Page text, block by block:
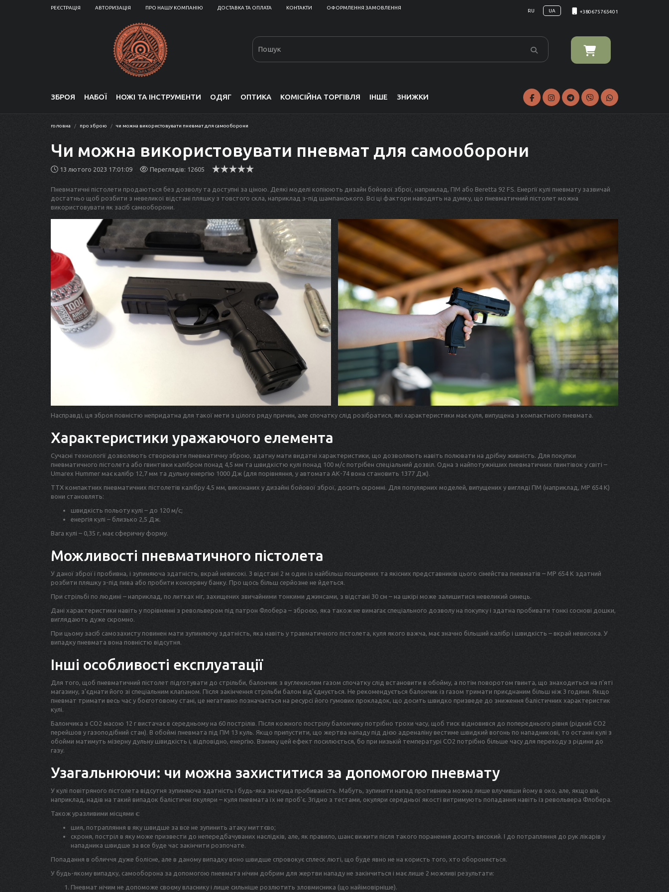
РЕЄСТРАЦІЯ АВТОРИЗАЦІЯ ПРО НАШУ КОМПАНІЮ ДОСТАВКА ТА ОПЛАТА КОНТАКТИ ОФОРМЛЕННЯ ЗАМОВЛЕННЯ
RU UA +380675765401
ЗБРОЯ НАБОЇ НОЖІ ТА ІНСТРУМЕНТИ ОДЯГ ОПТИКА КОМІСІЙНА ТОРГІВЛЯ ІНШЕ ЗНИЖКИ
головна про зброю чи можна використовувати пневмат для самооборони
Чи можна використовувати пневмат для самооборони
13 лютого 2023 17:01:09 Переглядів: 12605
Пневматичні пістолети продаються без дозволу та доступні за ціною. Деякі моделі копіюють дизайн бойової зброї, наприклад, ПМ або Beretta 92 FS. Енергії кулі пневмату зазвичай
достатньо щоб розбити з невеликої відстані пляшку з товстого скла, наприклад з-під шампанського. Всі ці фактори наводять на думку, що пневматичний пістолет можна
використовувати як засіб самооборони.
Насправді, ця зброя повністю непридатна для такої мети з цілого ряду причин, але спочатку слід розібратися, які характеристики має куля, випущена з компактного пневмата.
Характеристики уражаючого елемента
Сучасні технології дозволяють створювати пневматичну зброю, здатну мати видатні характеристики, що дозволяють навіть полювати на дрібну живність. Для покупки
пневматичного пістолета або гвинтівки калібром понад 4,5 мм та швидкістю кулі понад 100 м/с потрібен спеціальний дозвіл. Одна з найпотужніших пневматичних гвинтівок у світі –
Umarex Hummer має калібр 12,7 мм та дульну енергію 1000 Дж (для порівняння, у автомата АК-74 вона становить 1377 Дж).
ТТХ компактних пневматичних пістолетів калібру 4,5 мм, виконаних у дизайні бойової зброї, досить скромні. Для популярних моделей, випущених у вигляді ПМ (наприклад, МР 654 К)
вони становлять:
швидкість польоту кулі – до 120 м/с;
енергія кулі – близько 2,5 Дж.
Вага кулі – 0,35 г, має сферичну форму.
Можливості пневматичного пістолета
У даної зброї і пробивна, і зупиняюча здатність, вкрай невисокі. З відстані 2 м один із найбільш поширених та якісних представників цього сімейства пневматів – МР 654 К здатний
розбити пляшку з-під пива або пробити консервну банку. Про щось більш серйозне не йдеться.
При стрільбі по людині – наприклад, по литках ніг, захищених звичайними тонкими джинсами, з відстані 30 см – на шкірі може залишитися невеликий синець.
Дані характеристики навіть у порівнянні з револьвером під патрон Флобера – зброєю, яка також не вимагає спеціального дозволу на покупку і здатна пробивати тонкі соснові дошки,
виглядають дуже скромно.
При цьому засіб самозахисту повинен мати зупиняючу здатність, яка навіть у травматичного пістолета, куля якого важча, має значно більший калібр і швидкість – вкрай невисока. У
випадку пневмата вона повністю відсутня.
Інші особливості експлуатації
Для того, щоб пневматичний пістолет підготувати до стрільби, балончик з вуглекислим газом спочатку слід встановити в обойму, а потім поворотом гвинта, що знаходиться на п'яті
магазину, з'єднати його зі спеціальним клапаном. Після закінчення стрільби балон від'єднується. Не рекомендується балончик із газом тримати приєднаним більш ніж 3 години. Якщо
пневмат тримати весь час у боєготовому стані, це негативно позначається на ресурсі його гумових прокладок, що досить швидко призведе до зниження балістичних характеристик
кулі.
Балончика з CO2 масою 12 г вистачає в середньому на 60 пострілів. Після кожного пострілу балончику потрібно трохи часу, щоб тиск відновився до попереднього рівня (рідкий CO2
перейшов у газоподібний стан). В обоймі пневмата під ПМ 13 куль. Якщо припустити, що жертва нападу під дією адреналіну вестиме швидкий вогонь по нападникові, то останні кулі з
обойми матимуть мізерну дульну швидкість і, відповідно, енергію. Взимку цей ефект посилюється, бо при низькій температурі CO2 потрібно більше часу для переходу з рідини до
газу.
Узагальнюючи: чи можна захиститися за допомогою пневмату
У кулі повітряного пістолета відсутня зупиняюча здатність і будь-яка значуща пробиваність. Мабуть, зупинити напад противника можна лише влучивши йому в око, але, якщо він,
наприклад, надів на такий випадок балістичні окуляри – куля пневмата їх не проб'є. Згідно з тестами, окуляри середньої якості витримують попадання навіть із револьвера Флобера.
Також уразливими місцями є:
шия, потрапляння в яку швидше за все не зупинить атаку миттєво;
скроня, постріл в яку може призвести до непередбачуваних наслідків, але, як правило, шанс вижити після такого поранення досить високий. І до потрапляння до рук лікарів у
нападника швидше за все буде час закінчити розпочате.
Попадання в обличчя дуже болісне, але в даному випадку воно швидше спровокує сплеск люті, що буде явно не на користь того, хто обороняється.
У будь-якому випадку, самооборона за допомогою пневмата нічим добрим для жертви нападу не закінчиться і має лише 2 можливі результати:
Пневмат нічим не допоможе своєму власнику і лише сильніше розлютить зловмисника (що найімовірніше).